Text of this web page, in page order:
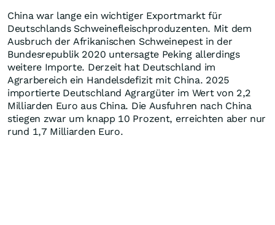
China war lange ein wichtiger Exportmarkt für
Deutschlands Schweinefleischproduzenten. Mit dem
Ausbruch der Afrikanischen Schweinepest in der
Bundesrepublik 2020 untersagte Peking allerdings
weitere Importe. Derzeit hat Deutschland im
Agrarbereich ein Handelsdefizit mit China. 2025
importierte Deutschland Agrargüter im Wert von 2,2
Milliarden Euro aus China. Die Ausfuhren nach China
stiegen zwar um knapp 10 Prozent, erreichten aber nur
rund 1,7 Milliarden Euro.